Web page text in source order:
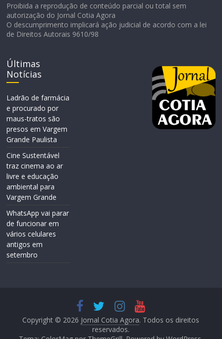
Proibida a reprodução de conteúdo parcial ou total sem
autorização do Jornal Cotia Agora
O descumprimento implicará ação judicial de acordo com a lei
de Direitos Autorais 9610/98
Últimas
Notícias
Ladrão de farmácia
e procurado por
maus-tratos são
presos em Vargem
Grande Paulista
Cine Sustentável
traz cinema ao ar
livre e educação
ambiental para
Vargem Grande
WhatsApp vai parar
de funcionar em
vários celulares
antigos em
setembro
Copyright © 2026 Jornal Cotia Agora. Todos os direitos
reservados.